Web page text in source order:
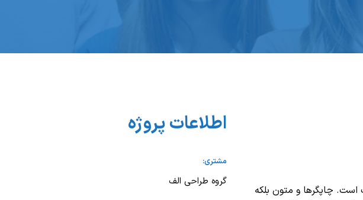
است. چاپگرها و متون بلکه
اطلاعات پروژه
مشتری:
گروه طراحی الف